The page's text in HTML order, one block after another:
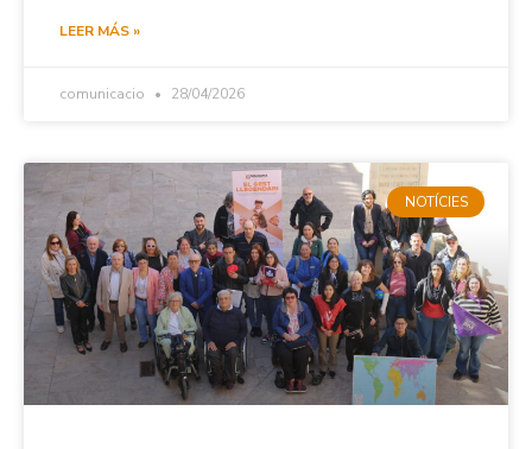
LEER MÁS »
comunicacio 28/04/2026
NOTÍCIES